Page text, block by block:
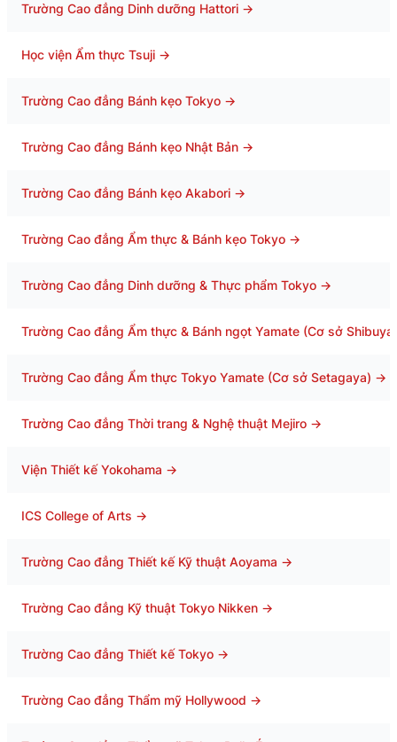
Trường Cao đẳng Dinh dưỡng Hattori →
Học viện Ẩm thực Tsuji →
Trường Cao đẳng Bánh kẹo Tokyo →
Trường Cao đẳng Bánh kẹo Nhật Bản →
Trường Cao đẳng Bánh kẹo Akabori →
Trường Cao đẳng Ẩm thực & Bánh kẹo Tokyo →
Trường Cao đẳng Dinh dưỡng & Thực phẩm Tokyo →
Trường Cao đẳng Ẩm thực & Bánh ngọt Yamate (Cơ sở Shibuya)
Trường Cao đẳng Ẩm thực Tokyo Yamate (Cơ sở Setagaya) →
Trường Cao đẳng Thời trang & Nghệ thuật Mejiro →
Viện Thiết kế Yokohama →
ICS College of Arts →
Trường Cao đẳng Thiết kế Kỹ thuật Aoyama →
Trường Cao đẳng Kỹ thuật Tokyo Nikken →
Trường Cao đẳng Thiết kế Tokyo →
Trường Cao đẳng Thẩm mỹ Hollywood →